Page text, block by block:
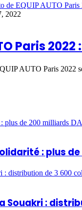
2022
Paris
AUTO Paris 2022
plus de 200 milliards
: plus
: distribution de 3 600
Souakri :